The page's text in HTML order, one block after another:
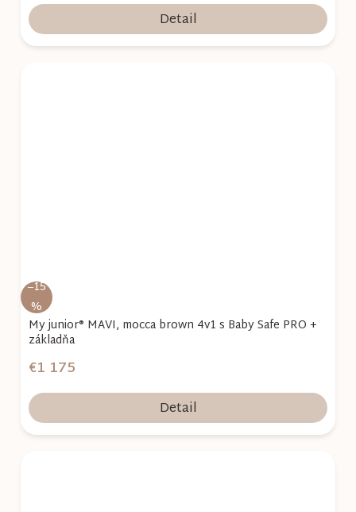
Detail
–15
%
My junior® MAVI, mocca brown 4v1 s Baby Safe PRO +
základňa
€1 175
Detail